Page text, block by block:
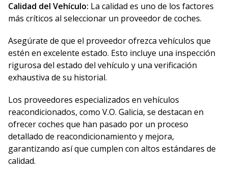
Calidad del Vehículo: La calidad es uno de los factores
más críticos al seleccionar un proveedor de coches.
Asegúrate de que el proveedor ofrezca vehículos que
estén en excelente estado. Esto incluye una inspección
rigurosa del estado del vehículo y una verificación
exhaustiva de su historial.
Los proveedores especializados en vehículos
reacondicionados, como V.O. Galicia, se destacan en
ofrecer coches que han pasado por un proceso
detallado de reacondicionamiento y mejora,
garantizando así que cumplen con altos estándares de
calidad.